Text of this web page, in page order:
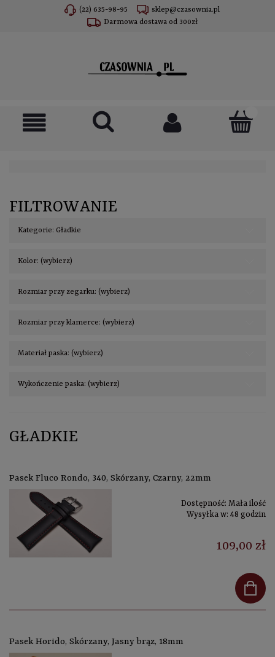
(22) 635-98-95
sklep@czasownia.pl
Darmowa dostawa od 300zł
FILTROWANIE
Kategorie: Gładkie
Kolor: (wybierz)
Rozmiar przy zegarku: (wybierz)
Rozmiar przy klamerce: (wybierz)
Materiał paska: (wybierz)
Wykończenie paska: (wybierz)
GŁADKIE
Pasek Fluco Rondo, 340, Skórzany, Czarny, 22mm
Dostępność: Mała ilość
Wysyłka w: 48 godzin
109,00 zł
Pasek Horido, Skórzany, Jasny brąz, 18mm